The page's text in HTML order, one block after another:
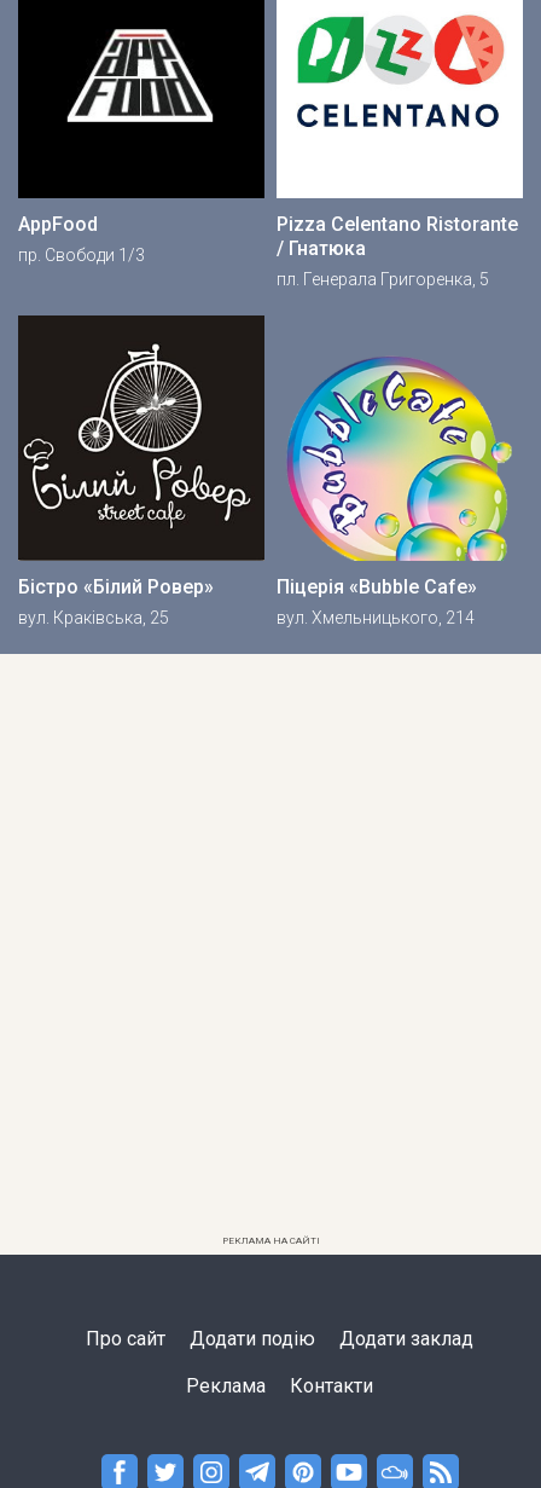
AppFood
пр. Свободи 1/3
Pizza Celentano Ristorante
/ Гнатюка
пл. Генерала Григоренка, 5
Бістро «Білий Ровер»
вул. Краківська, 25
Піцерія «Bubble Cafe»
вул. Хмельницького, 214
РЕКЛАМА НА САЙТІ
Про сайт Додати подію Додати заклад
Реклама Контакти